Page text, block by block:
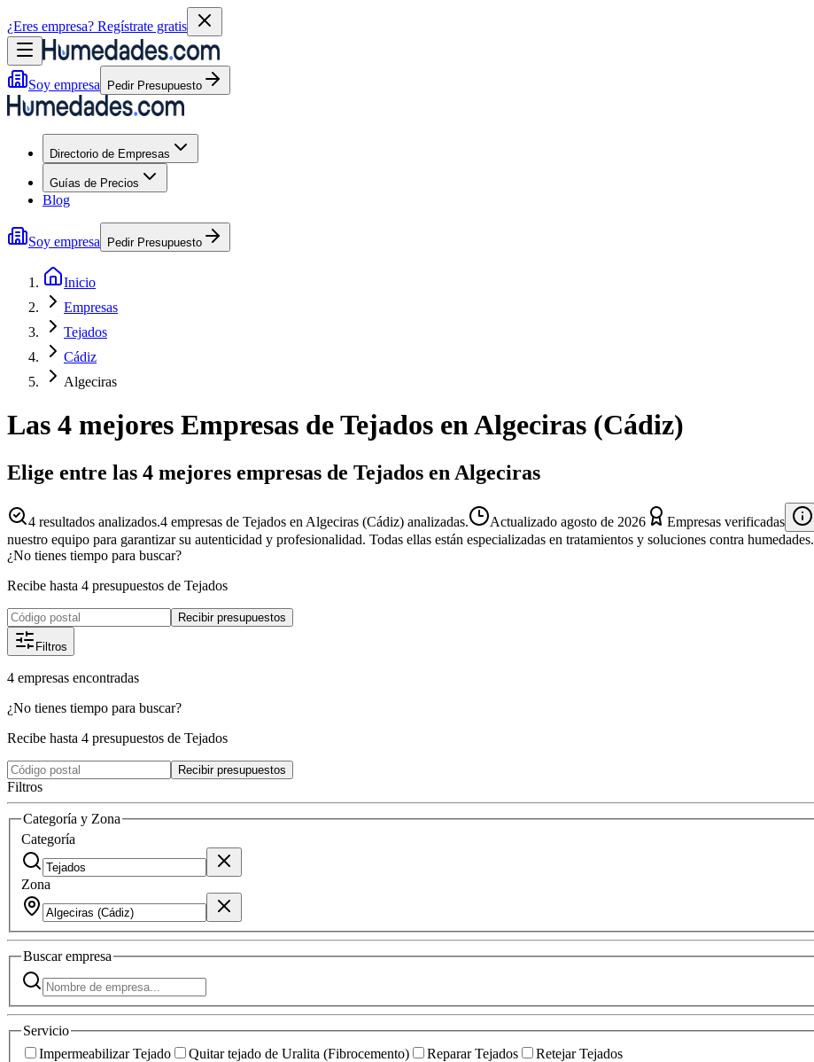
¿Eres empresa? Regístrate gratis
Soy empresa Pedir Presupuesto
Directorio de Empresas
Guías de Precios
Blog
Soy empresa Pedir Presupuesto
Inicio
Empresas
Tejados
Cádiz
Algeciras
Las 4 mejores Empresas deTejados enAlgeciras (Cádiz)
Elige entre las 4 mejores empresas de Tejados en Algeciras
4 resultados analizados.4 empresas de Tejados en Algeciras (Cádiz) analizadas. Actualizado agosto de 2026 Empresas verificadas
nuestro equipo para garantizar su autenticidad y profesionalidad. Todas ellas están especializadas en tratamientos y soluciones contra humedades.
¿No tienes tiempo para buscar?
Recibe hasta 4 presupuestos de Tejados
Recibir presupuestos
Filtros
4 empresas encontradas
¿No tienes tiempo para buscar?
Recibe hasta 4 presupuestos de Tejados
Recibir presupuestos
Filtros
Categoría y Zona
Categoría
Zona
Buscarempresa
Servicio
Impermeabilizar Tejado
Quitar tejado de Uralita (Fibrocemento) Reparar Tejados Retejar Tejados